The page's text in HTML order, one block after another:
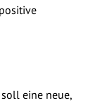
soll eine neue,